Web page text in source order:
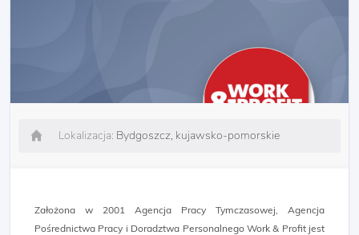
Lokalizacja: Bydgoszcz, kujawsko-pomorskie
Założona w 2001 Agencja Pracy Tymczasowej, Agencja
Pośrednictwa Pracy i Doradztwa Personalnego Work & Profit jest